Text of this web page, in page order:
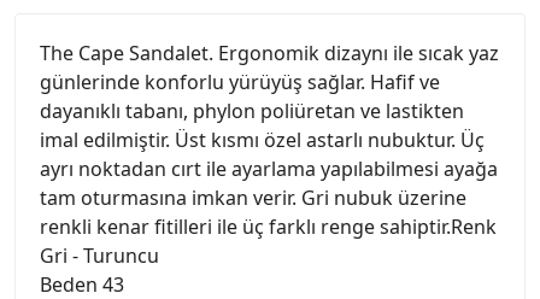
The Cape Sandalet. Ergonomik dizaynı ile sıcak yaz
günlerinde konforlu yürüyüş sağlar. Hafif ve
dayanıklı tabanı, phylon poliüretan ve lastikten
imal edilmiştir. Üst kısmı özel astarlı nubuktur. Üç
ayrı noktadan cırt ile ayarlama yapılabilmesi ayağa
tam oturmasına imkan verir. Gri nubuk üzerine
renkli kenar fitilleri ile üç farklı renge sahiptir.Renk
Gri - Turuncu
Beden 43